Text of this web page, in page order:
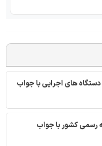
های اجرایی با جواب
رسمی کشور با جواب